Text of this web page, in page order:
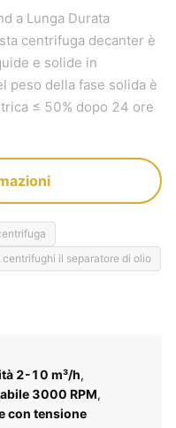
a Lunga Durata
centrifuga decanter è
e solide in
peso della fase solida è
≤ 50% dopo 24 ore
centrifughi il separatore di olio
2-10 m³/h,
3000 RPM,
con tensione